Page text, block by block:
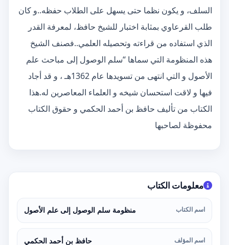
السلف، و يكون نظما حتى يسهل على الطلاب حفظه..و كان
طلب القرعاوي بمثابة اختبار للشيخ حافظ، لمعرفة القدر
الذي استفاده من قراءته وتحصيله العلمي..فصنف الشيخ
هذه المنظومة التي سماها “سلم الوصول إلى مباحث علم
الأصول و التي انتهى من تسويدها عام 1362هـ ، و قد أجاد
فيها و لاقت استحسان شيخه و العلماء المعاصرين له.هذا
الكتاب من تأليف حافظ بن أحمد الحكمي و حقوق الكتاب
محفوظة لصاحبها
معلومات الكتاب
اسم الكتاب منظومة سلم الوصول إلى علم الأصول
اسم المؤلف حافظ بن أحمد الحكمي